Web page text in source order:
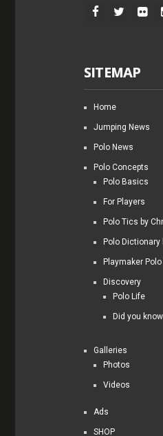
SITEMAP
Home
Jumping News
Polo News
Polo Concepts
Polo Basics
For Players
Polo Tics by
Polo Dictionary
Playmaker
Discovery
Polo Life
Did you
Galleries
Photos
Videos
Ads
SHOP